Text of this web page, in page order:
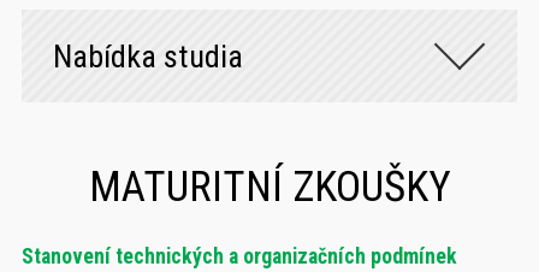
Nabídka studia
MATURITNÍ ZKOUŠKY
Stanovení technických a organizačních podmínek